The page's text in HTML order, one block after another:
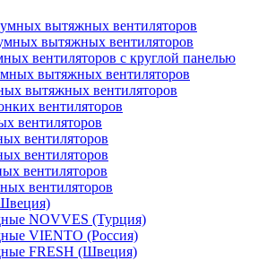
вытяжных вентиляторов
вытяжных вентиляторов
вентиляторов с круглой панелью
вытяжных вентиляторов
вытяжных вентиляторов
вентиляторов
вентиляторов
вентиляторов
вентиляторов
вентиляторов
вентиляторов
NOVVES (Турция)
VIENTO (Россия)
FRESH (Швеция)